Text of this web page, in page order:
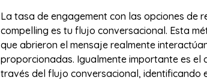
La tasa de engagement con las opciones de
compelling es tu flujo conversacional. Esta
que abrieron el mensaje realmente
proporcionadas. Igualmente importante es el
través del flujo conversacional, identificando